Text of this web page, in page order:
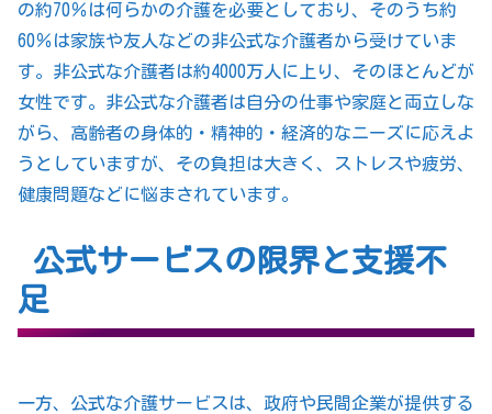
の約70％は何らかの介護を必要としており、そのうち約
60％は家族や友人などの非公式な介護者から受けていま
す。非公式な介護者は約4000万人に上り、そのほとんどが
女性です。非公式な介護者は自分の仕事や家庭と両立しな
がら、高齢者の身体的・精神的・経済的なニーズに応えよ
うとしていますが、その負担は大きく、ストレスや疲労、
健康問題などに悩まされています。
公式サービスの限界と支援不
足
一方、公式な介護サービスは、政府や民間企業が提供する